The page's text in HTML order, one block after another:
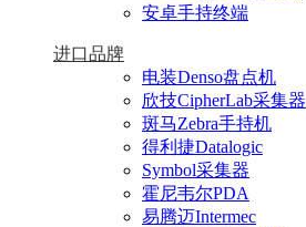
安卓手持终端
进口品牌
电装Denso盘点机
欣技CipherLab采集器
斑马Zebra手持机
得利捷Datalogic
Symbol采集器
霍尼韦尔PDA
易腾迈Intermec